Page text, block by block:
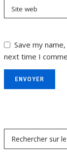
Site web
Save my
next time I
ENVOYER